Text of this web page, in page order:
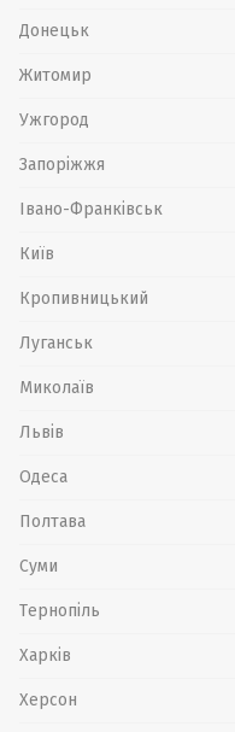
Донецьк
Житомир
Ужгород
Запоріжжя
Івано-Франківськ
Київ
Кропивницький
Луганськ
Миколаїв
Львів
Одеса
Полтава
Суми
Тернопіль
Харків
Херсон